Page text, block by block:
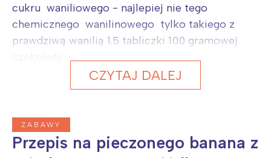
cukru waniliowego - najlepiej nie tego
chemicznego wanilinowego tylko takiego z
prawdziwą wanilią 1.5 tabliczki 100 gramowej
CZYTAJ DALEJ
ZABAWY
Przepis na pieczonego banana z